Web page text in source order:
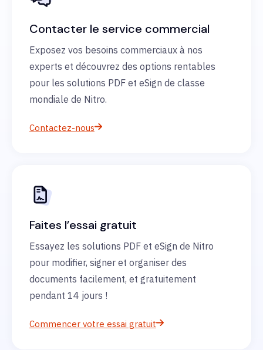
Contacter le service commercial
Exposez vos besoins commerciaux à nos
experts et découvrez des options rentables
pour les solutions PDF et eSign de classe
mondiale de Nitro.
Contactez-nous
Faites l’essai gratuit
Essayez les solutions PDF et eSign de Nitro
pour modifier, signer et organiser des
documents facilement, et gratuitement
pendant 14 jours !
Commencer votre essai gratuit